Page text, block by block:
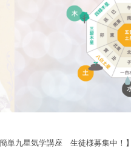
単九星気学講座 生徒様募集中！】